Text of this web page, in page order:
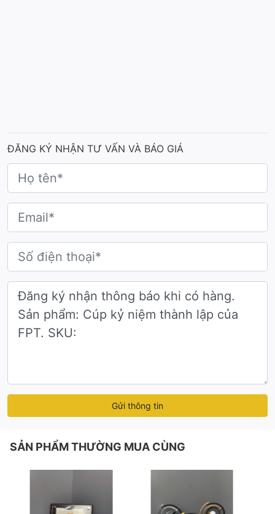
Đặc điểm nổi bật của cúp:
Chất liệu cao cấp: Cúp được chế tác từ kim loại
cao cấp vừa tạo độ bền vượt trội, vừa giữ màu
sắc sang trọng theo thời gian.
đồng tượng trưng cho thứ hạng giải nhất, nhì và
bằng và sự trân trọng dành cho mọi nỗ lực.
khoắn kết hợp logo FPT cách điệu tạo điểm nhấn
độc đáo. Kiểu dáng hiện đại, tối giản nhưng đầy
tinh tế, phản ánh đúng tinh thần sáng tạo và công
nghệ tiên phong của doanh nghiệp.
bảo logo, chữ và biểu tượng bền màu, nổi bật
trên mọi góc nhìn.
Là cúp kỷ niệm thành lập dành cho doanh nghiệp,
Là vật phẩm trưng bày tại văn phòng, tạo động
ĐĂNG KÝ NHẬN TƯ VẤN VÀ BÁO GIÁ
Gửi thông tin
SẢN PHẨM THƯỜNG MUA CÙNG